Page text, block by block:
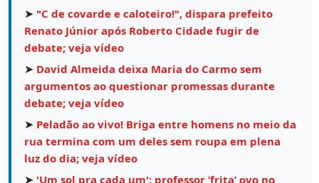
➤ "C de covarde e caloteiro!", dispara prefeito
Renato Júnior após Roberto Cidade fugir de
debate; veja vídeo
➤ David Almeida deixa Maria do Carmo sem
argumentos ao questionar promessas durante
debate; veja vídeo
➤ Peladão ao vivo! Briga entre homens no meio da
rua termina com um deles sem roupa em plena
luz do dia; veja vídeo
➤ 'Um sol pra cada um': professor ‘frita’ ovo no